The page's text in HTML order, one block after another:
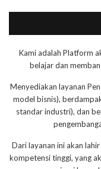
Kami adalah Platform
belajar dan
Menyediakan layanan
model bisnis),
standar industri), dan
Dari layanan ini akan
kompetensi tinggi, yang